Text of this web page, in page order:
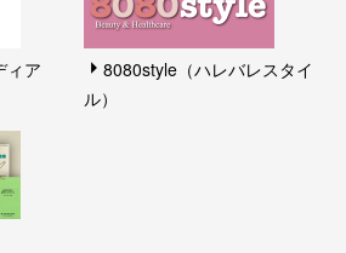
ィア
8080style（ハレバレスタイ
ル）